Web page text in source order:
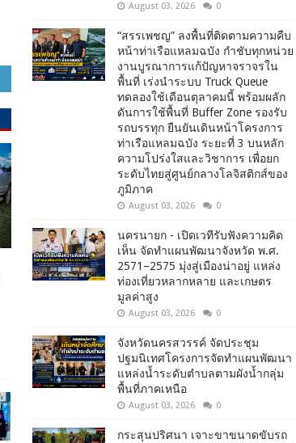
August 03, 2026 0
“สรรเพชญ” ลงพื้นที่ติดตามความคืบ
หน้าท่าเรือแหลมฉบัง กำชับทุกหน่วย
งานบูรณาการแก้ปัญหาจราจรใน
พื้นที่ เร่งนำระบบ Truck Queue
ทดลองใช้เดือนตุลาคมนี้ พร้อมผลัก
ดันการใช้พื้นที่ Buffer Zone รองรับ
รถบรรทุก ยืนยันเดินหน้าโครงการ
ท่าเรือแหลมฉบัง ระยะที่ 3 บนหลัก
ความโปร่งใสและวิชาการ เพื่อยก
ระดับไทยสู่ศูนย์กลางโลจิสติกส์ของ
ภูมิภาค
August 03, 2026 0
นครนายก - เปิดเวทีรับฟังความคิด
เห็น จัดทำแผนพัฒนาจังหวัด พ.ศ.
2571–2575 มุ่งสู่เมืองน่าอยู่ แหล่ง
ท่องเที่ยวหลากหลาย และเกษตร
มูลค่าสูง
August 03, 2026 0
จังหวัดนครสวรรค์ จัดประชุม
ปฐมนิเทศโครงการจัดทำแผนพัฒนา
แหล่งน้ำระดับตำบลตามผังน้ำกลุ่ม
พื้นที่ภาคเหนือ
August 03, 2026 0
กระสุนปริศนา เจาะขาขนาดขับรถ